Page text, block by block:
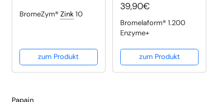
BromeZym® Zink10
zum Produkt
39,90€
Bromelaform® 1.200
Enzyme+
zum Produkt